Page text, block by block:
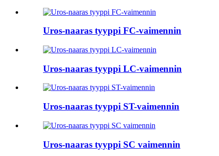
Uros-naaras tyyppi FC-vaimennin
Uros-naaras tyyppi LC-vaimennin
Uros-naaras tyyppi ST-vaimennin
Uros-naaras tyyppi SC vaimennin